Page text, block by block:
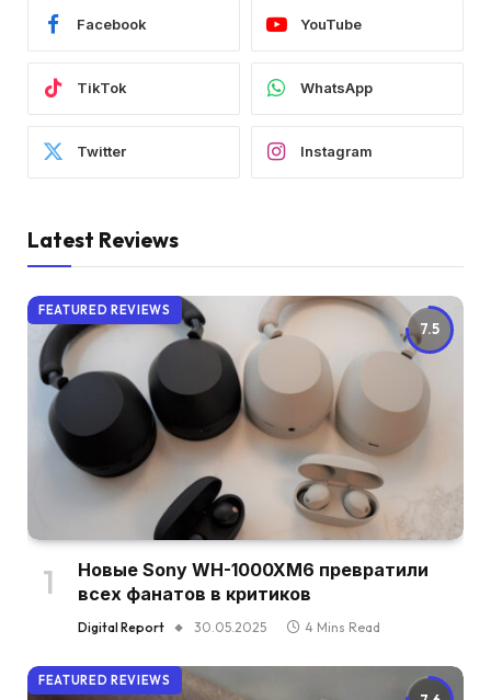
Facebook YouTube
TikTok WhatsApp
Twitter Instagram
Latest Reviews
7.5
FEATURED REVIEWS
Новые Sony WH-1000XM6 превратили
всех фанатов в критиков
Digital Report 30.05.2025 4 Mins Read
FEATURED REVIEWS